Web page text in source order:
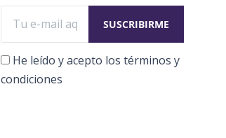
He leído y acepto los términos y
condiciones